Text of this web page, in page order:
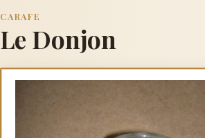
CARAFE
Le Donjon